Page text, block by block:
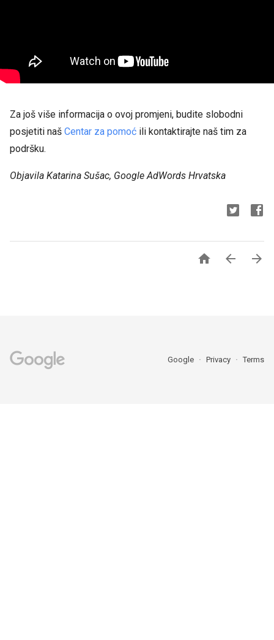
Za još više informacija o ovoj promjeni, budite slobodni
posjetiti naš Centar za pomoć ili kontaktirajte naš tim za
podršku.
Objavila Katarina Sušac, Google AdWords Hrvatska
  
Google Privacy Terms